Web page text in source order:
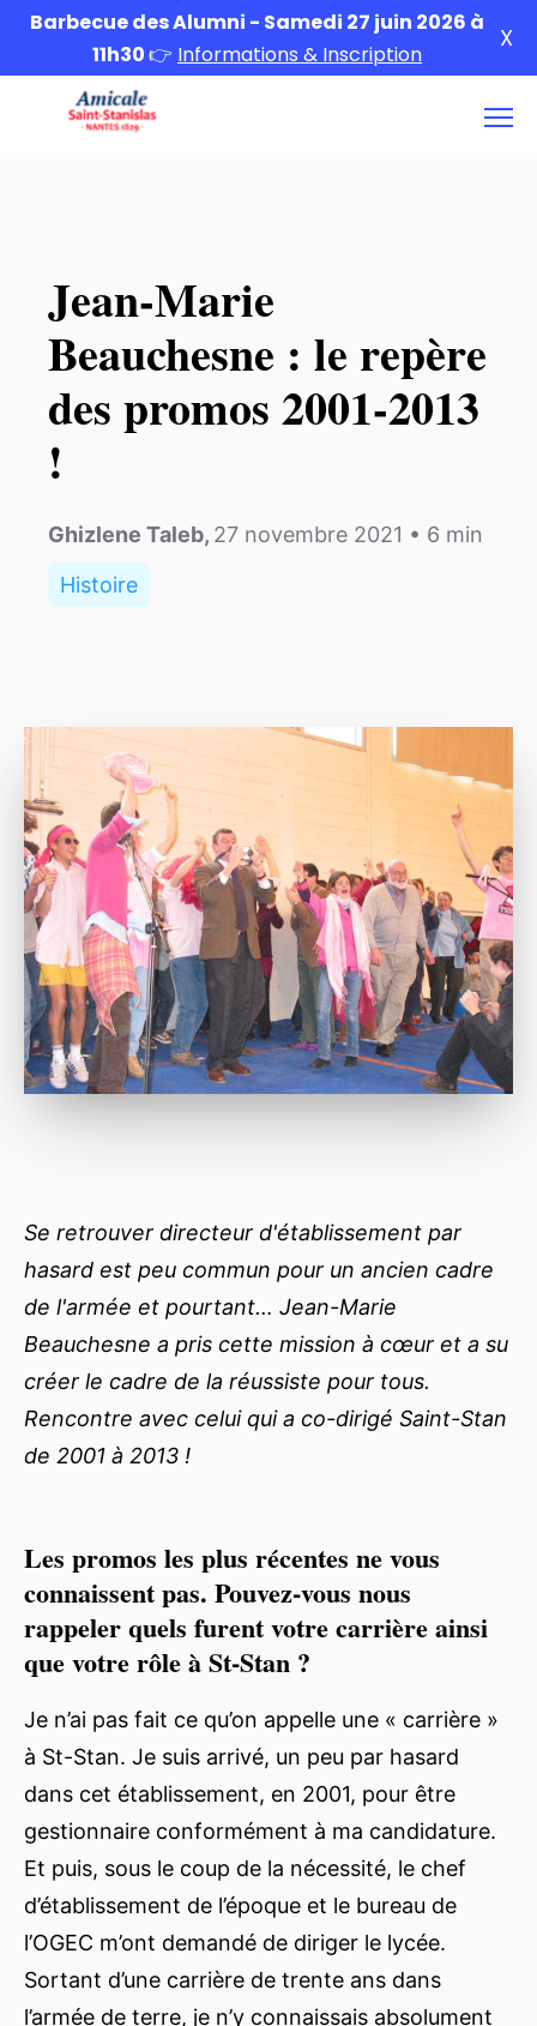
Barbecue des Alumni - Samedi 27 juin 2026 à
11h30👉 Informations & Inscription
X
Jean-Marie
Beauchesne : le repère
des promos 2001-2013
!
Ghizlene Taleb, 27 novembre 2021 • 6 min
Histoire
Se retrouver directeur d'établissement par
hasard est peu commun pour un ancien cadre
de l'armée et pourtant… Jean-Marie
Beauchesne a pris cette mission à cœur et a su
créer le cadre de la réussiste pour tous.
Rencontre avec celui qui a co-dirigé Saint-Stan
de 2001 à 2013 !
Les promos les plus récentes ne vous
connaissent pas. Pouvez-vous nous
rappeler quels furent votre carrière ainsi
que votre rôle à St-Stan ?
Je n’ai pas fait ce qu’on appelle une « carrière »
à St-Stan. Je suis arrivé, un peu par hasard
dans cet établissement, en 2001, pour être
gestionnaire conformément à ma candidature.
Et puis, sous le coup de la nécessité, le chef
d’établissement de l’époque et le bureau de
l’OGEC m’ont demandé de diriger le lycée.
Sortant d’une carrière de trente ans dans
l’armée de terre, je n’y connaissais absolument